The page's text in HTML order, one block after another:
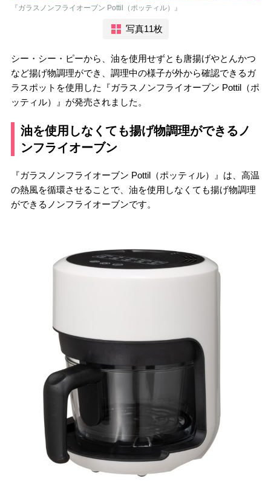
『ガラスノンフライオーブン Pottil（ポッティル）』
写真11枚
シー・シー・ピーから、油を使用せずとも唐揚げやとんかつ
など揚げ物調理ができ、調理中の様子が外から確認できるガ
ラスポットを使用した『ガラスノンフライオーブン Pottil（ポ
ッティル）』が発売されました。
油を使用しなくても揚げ物調理ができるノ
ンフライオーブン
『ガラスノンフライオーブン Pottil（ポッティル）』は、高温
の熱風を循環させることで、油を使用しなくても揚げ物調理
ができるノンフライオーブンです。